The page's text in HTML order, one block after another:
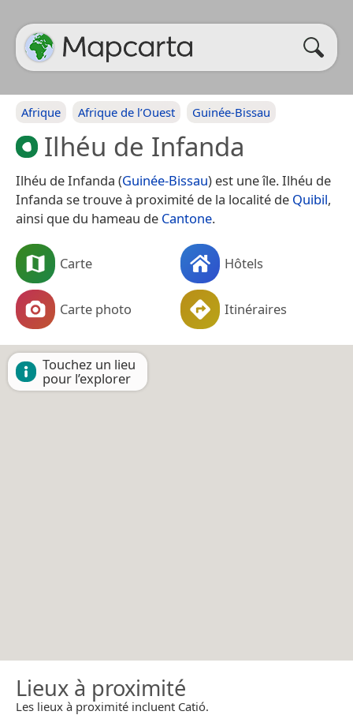
Afrique Afrique de l’Ouest Guinée-Bissau
Ilhéu de Infanda
Ilhéu de Infanda (Guinée-Bissau) est une île. Ilhéu de
Infanda se trouve à proximité de la localité de Quibil,
ainsi que du hameau de Cantone.
Carte Hôtels
Carte photo Itinéraires
Touchez un lieu
pour l’explorer
Lieux à proximité
Les lieux à proximité incluent Catió.